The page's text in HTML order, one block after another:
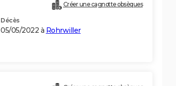
Créer une cagnotte obsèques
Décès
05/05/2022 à Rohrwiller